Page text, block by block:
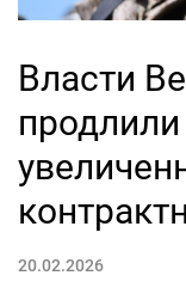
Власти
20.02.2026